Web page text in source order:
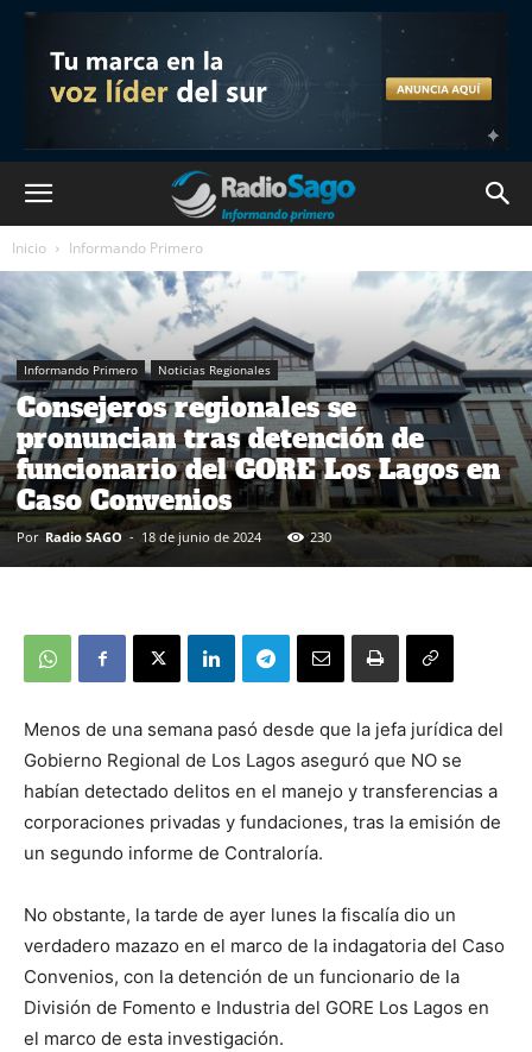
Inicio Informando Primero
Informando Primero Noticias Regionales
Consejeros regionales se
pronuncian tras detención de
funcionario del GORE Los Lagos en
Caso Convenios
Por Radio SAGO - 18 de junio de 2024 230
Menos de una semana pasó desde que la jefa jurídica del
Gobierno Regional de Los Lagos aseguró que NO se
habían detectado delitos en el manejo y transferencias a
corporaciones privadas y fundaciones, tras la emisión de
un segundo informe de Contraloría.
No obstante, la tarde de ayer lunes la fiscalía dio un
verdadero mazazo en el marco de la indagatoria del Caso
Convenios, con la detención de un funcionario de la
División de Fomento e Industria del GORE Los Lagos en
el marco de esta investigación.